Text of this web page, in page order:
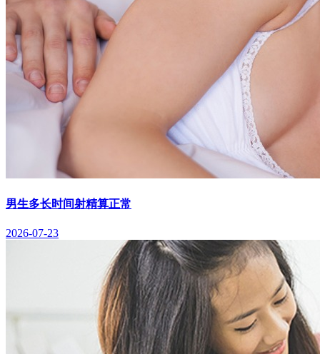
男生多长时间射精算正常
2026-07-23